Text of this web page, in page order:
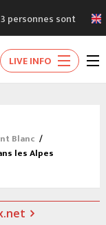
personnes sont
de course
Festival
le nouveau
LIVE INFO
Blanc /
les Alpes